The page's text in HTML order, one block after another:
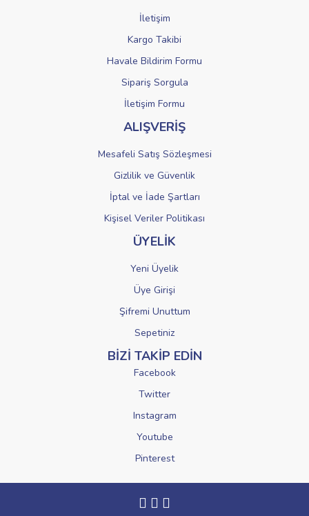
Gönder
İletişim
Kargo Takibi
Havale Bildirim Formu
Sipariş Sorgula
İletişim Formu
ALIŞVERİŞ
Mesafeli Satış Sözleşmesi
Gizlilik ve Güvenlik
İptal ve İade Şartları
Kişisel Veriler Politikası
ÜYELİK
Yeni Üyelik
Üye Girişi
Şifremi Unuttum
Sepetiniz
BİZİ TAKİP EDİN
Facebook
Twitter
Instagram
Youtube
Pinterest